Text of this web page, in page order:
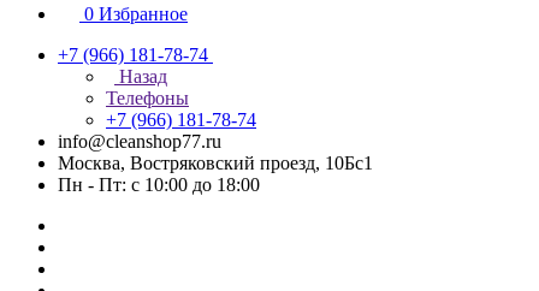
0 Избранное
+7 (966) 181-78-74
Назад
Телефоны
+7 (966) 181-78-74
info@cleanshop77.ru
Москва, Востряковский проезд, 10Бс1
Пн - Пт: с 10:00 до 18:00